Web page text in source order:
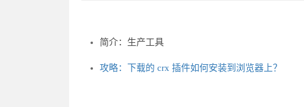
简介：生产工具
攻略：下载的 crx 插件如何安装到浏览器上？